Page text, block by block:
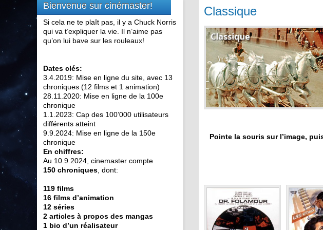
Classique
Pointe la souris sur l’image,
Bienvenue sur cinémaster!
Si cela ne te plaît pas, il y a Chuck Norris
qui va t’expliquer la vie. Il n’aime pas
qu’on lui bave sur les rouleaux!
Dates clés:
3.4.2019: Mise en ligne du site, avec 13
chroniques (12 films et 1 animation)
28.11.2020: Mise en ligne de la 100e
chronique
1.1.2023: Cap des 100’000 utilisateurs
différents atteint
9.9.2024: Mise en ligne de la 150e
chronique
En chiffres:
Au 10.9.2024, cinemaster compte
150 chroniques , dont:
119 films
16 films d’animation
12 séries
2 articles à propos des mangas
1 bio d’un réalisateur